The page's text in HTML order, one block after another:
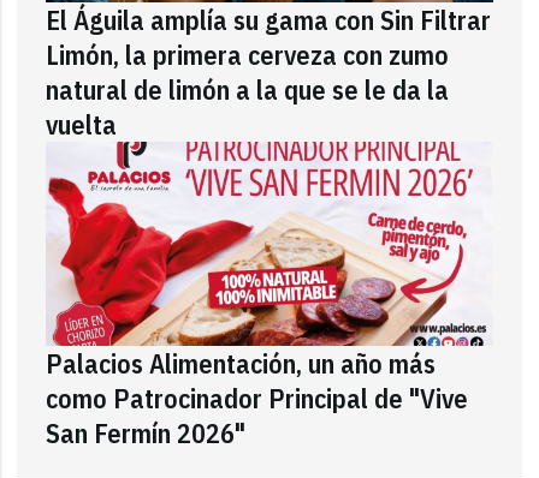
El Águila amplía su gama con Sin Filtrar
Limón, la primera cerveza con zumo
natural de limón a la que se le da la
vuelta
Palacios Alimentación, un año más
como Patrocinador Principal de "Vive
San Fermín 2026"